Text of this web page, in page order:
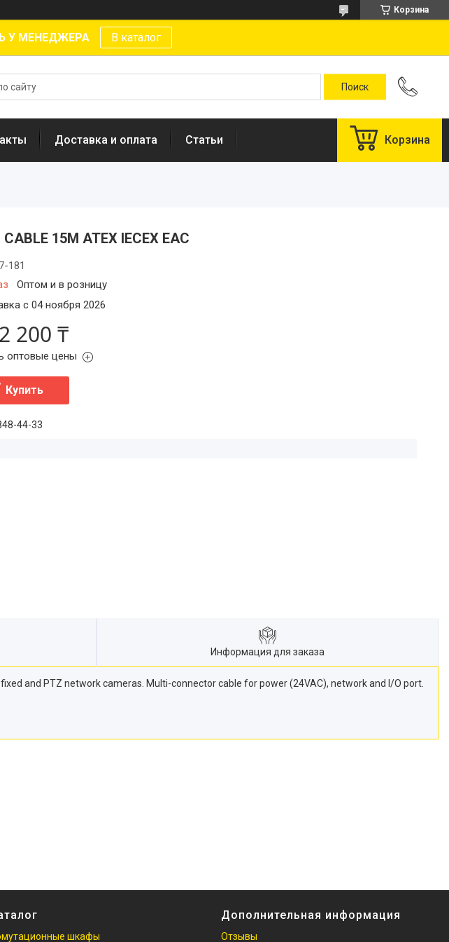
Корзина
У МЕНЕДЖЕРА В каталог
Доставка и оплата Статьи Корзина
15M ATEX IECEX EAC
Оптом и в розницу
181
с 04 ноября 2026
200 ₸
оптовые цены
Купить
44-33
Информация для заказа
and PTZ network cameras. Multi-connector cable for power (24VAC), network and I/O port.
шкафы
Дополнительная информация
Отзывы